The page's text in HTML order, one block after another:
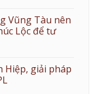
Vũng Tàu nên
Lộc để tư
Hiệp, giải pháp